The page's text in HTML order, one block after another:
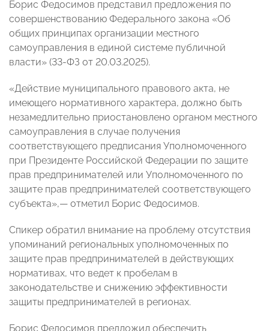
Борис Федосимов представил предложения по
совершенствованию Федерального закона «Об
общих принципах организации местного
самоуправления в единой системе публичной
власти» (33-ФЗ от 20.03.2025).
«Действие муниципального правового акта, не
имеющего нормативного характера, должно быть
незамедлительно приостановлено органом местного
самоуправления в случае получения
соответствующего предписания Уполномоченного
при Президенте Российской Федерации по защите
прав предпринимателей или Уполномоченного по
защите прав предпринимателей соответствующего
субъекта»,— отметил Борис Федосимов.
Спикер обратил внимание на проблему отсутствия
упоминаний региональных уполномоченных по
защите прав предпринимателей в действующих
нормативах, что ведет к пробелам в
законодательстве и снижению эффективности
защиты предпринимателей в регионах.
Борис Федосимов предложил обеспечить